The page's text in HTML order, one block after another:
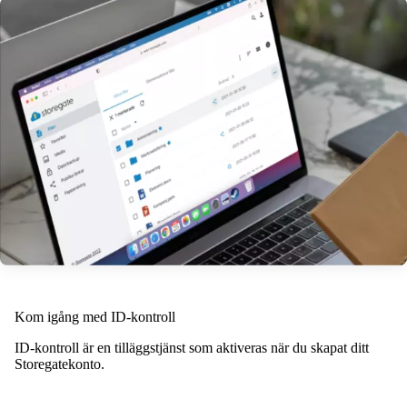
Kom igång med ID-kontroll
ID-kontroll är en tilläggstjänst som aktiveras när du skapat ditt
Storegatekonto.